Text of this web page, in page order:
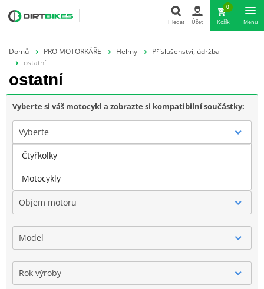
Hledat
Hledat Účet
0
Košík Menu
Domů PRO MOTORKÁŘE Helmy
Příslušenství, údržba
ostatní
ostatní
Vyberte si váš motocykl a zobrazte si kompatibilní součástky:
Vyberte
Značka
Objem motoru
Model
Rok výroby
Čtyřkolky
Motocykly